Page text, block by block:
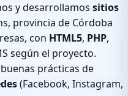
y desarrollamos sitios
provincia de Córdoba
con HTML5, PHP,
según el proyecto.
prácticas de
(Facebook, Instagram,